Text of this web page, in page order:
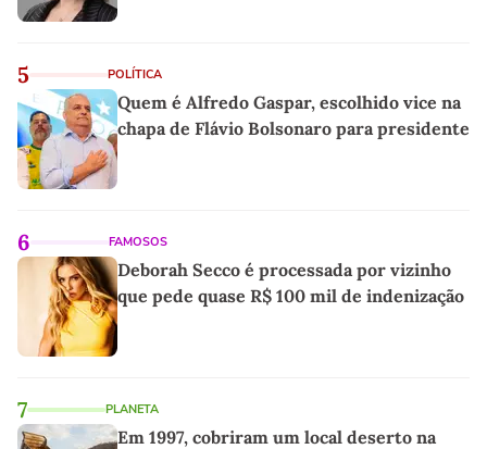
5 POLÍTICA
Quem é Alfredo Gaspar, escolhido vice na
chapa de Flávio Bolsonaro para presidente
6 FAMOSOS
Deborah Secco é processada por vizinho
que pede quase R$ 100 mil de indenização
7 PLANETA
Em 1997, cobriram um local deserto na